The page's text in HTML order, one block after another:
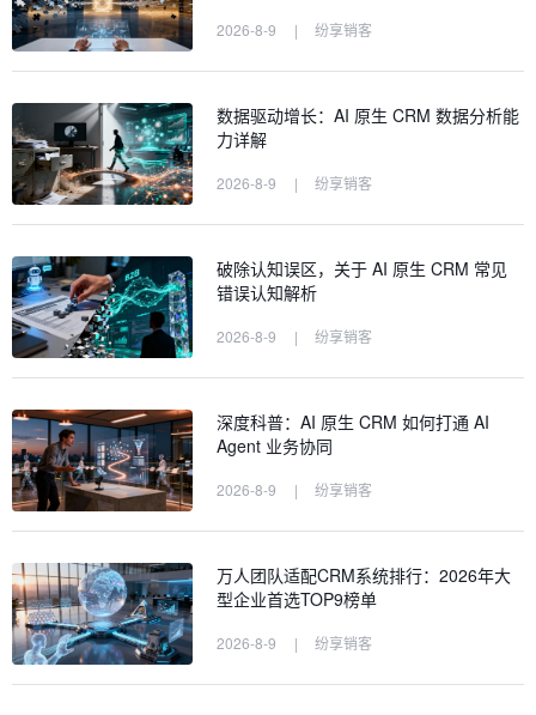
2026-8-9 | 纷享销客
数据驱动增长：AI 原生 CRM 数据分析能
力详解
2026-8-9 | 纷享销客
破除认知误区，关于 AI 原生 CRM 常见
错误认知解析
2026-8-9 | 纷享销客
深度科普：AI 原生 CRM 如何打通 AI
Agent 业务协同
2026-8-9 | 纷享销客
万人团队适配CRM系统排行：2026年大
型企业首选TOP9榜单
2026-8-9 | 纷享销客